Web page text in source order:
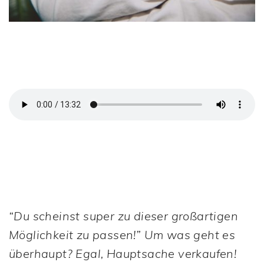
“Du scheinst super zu dieser großartigen
Möglichkeit zu passen!” Um was geht es
überhaupt? Egal, Hauptsache verkaufen!